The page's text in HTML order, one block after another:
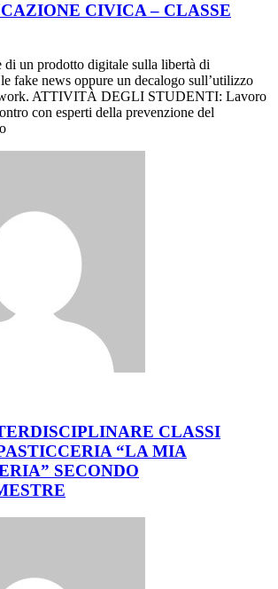
CIVICA – CLASSE
di un prodotto digitale sulla libertà di
le fake news oppure un decalogo sull’utilizzo
ATTIVITÀ DEGLI STUDENTI: Lavoro
con esperti della prevenzione del
CLASSI
“LA MIA
SECONDO